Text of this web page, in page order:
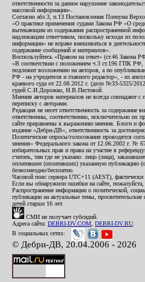
ответственности за данное нарушение
массовой информации».
Согласно абз.3, п.13 Постановления Пленума
«О практике применения судами Закона РФ «О
вытекающим из содержания распространенной
надлежащим ответчиком, поскольку исходя из
информации» не вправе вмешиваться в
содержание сообщений и материалов».
Воспользуйтесь «Правом на ответ» (ст.46 Закона
«В соответствии с положением ч.3 ст.196 ГПК РФ,
подлежит возложению на авторов, а по
РФ - на учредителя и главного редактор», - из
краевого суда от 22.08.2012 г. (дело №33-5325/
судей С.И.Дорожко, Н.В.Пестовой.
Мнения авторов материалов не всегда совпадают с
переписку с авторами.
Редакция не несет ответственность за содержание
ответственны, соответственно, исключительно их
сайте приравнены к выражению мнения. Блоги и
издание «Дебри-ДВ», ответственность за
Политические опросы/голосования проводятся
мнения» Федерального закона от 12.06.2002 г. №
избирательных прав и права на участие в
считать, там где не указано: лицо (лица),
оплатившее (оплативших) указанную публикацию
безвозмездно/бесплатно.
Часовой пояс сервера UTC+11 (AEST), фактически
Если вы обнаружили ошибки на сайте, пожалуйста,
Распространение информации о политической,
публикации на актуальные темы,
детей старше 16 лет.
СМИ не получает субсидий.
Адреса сайта: DEBRI-DV.COM DEBRI-DV.RU
В социальных сетях:
© Дебри-ДВ, 20.04.2006 - 2026